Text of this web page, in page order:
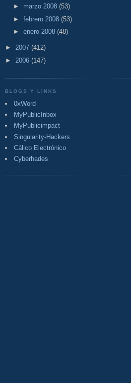
► marzo 2008 (53)
► febrero 2008 (53)
► enero 2008 (48)
► 2007 (412)
► 2006 (147)
BLOGS Y LINKS
0xWord
MyPublicInbox
MyPublicimpact
Singularity-Hackers
Cálico Electrónico
Cyberhades